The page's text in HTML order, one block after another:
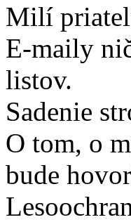
Milí
E-maily
listov.
Sadenie
O tom, o
bude